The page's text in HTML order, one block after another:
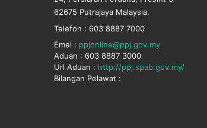
62675 Putrajaya Malaysia.
Telefon : 603 8887 7000
Emel : ppjonline@ppj.gov.my
Aduan : 603 8887 3000
Url Aduan : http://ppj.spab.gov.my/
Bilangan Pelawat :